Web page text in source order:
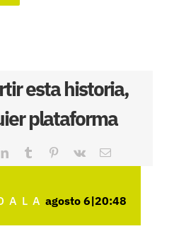
esta historia,
plataforma
LinkedInTumblr Pinterest
Vk
Correo
electrónico
agosto 6|20:48